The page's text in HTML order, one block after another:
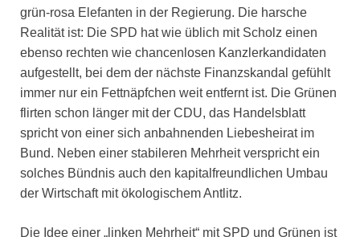
grün-rosa Elefanten in der Regierung. Die harsche
Realität ist: Die SPD hat wie üblich mit Scholz einen
ebenso rechten wie chancenlosen Kanzlerkandidaten
aufgestellt, bei dem der nächste Finanzskandal gefühlt
immer nur ein Fettnäpfchen weit entfernt ist. Die Grünen
flirten schon länger mit der CDU, das Handelsblatt
spricht von einer sich anbahnenden Liebesheirat im
Bund. Neben einer stabileren Mehrheit verspricht ein
solches Bündnis auch den kapitalfreundlichen Umbau
der Wirtschaft mit ökologischem Antlitz.
Die Idee einer „linken Mehrheit“ mit SPD und Grünen ist